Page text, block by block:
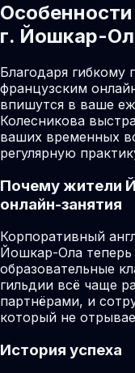
г. Йошкар-
Благодаря гибкому
французским
впишутся в ваше
Колесникова
ваших временных
регулярную
Почему жители
онлайн-занятия
Корпоративный
Йошкар-Ола
образовательные
гильдии всё чаще
партнёрами, и
который не
История успеха